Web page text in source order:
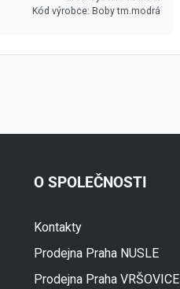
Kód výrobce: Boby tm.modrá
O SPOLEČNOSTI
Kontakty
Prodejna Praha NUSLE
Prodejna Praha VRŠOVICE
Online